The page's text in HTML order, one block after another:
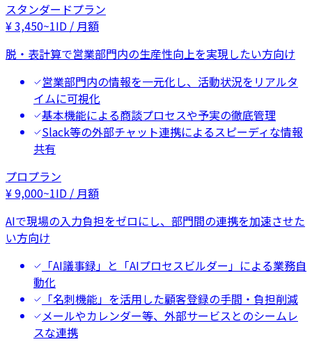
スタンダードプラン
¥3,450~1ID / 月額
脱・表計算で営業部門内の生産性向上を実現したい方向け
営業部門内の情報を一元化し、活動状況をリアルタ
イムに可視化
基本機能による商談プロセスや予実の徹底管理
Slack等の外部チャット連携によるスピーディな情報
共有
プロプラン
¥9,000~1ID / 月額
AIで現場の入力負担をゼロにし、部門間の連携を加速させた
い方向け
「AI議事録」と「AIプロセスビルダー」による業務自
動化
「名刺機能」を活用した顧客登録の手間・負担削減
メールやカレンダー等、外部サービスとのシームレ
スな連携